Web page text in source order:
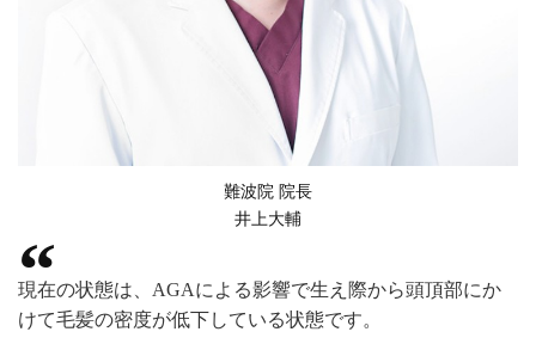
現在の状態は、AGAによる影響で生え際から頭頂部にか
けて毛髪の密度が低下している状態です。
難波院 院長
井上大輔